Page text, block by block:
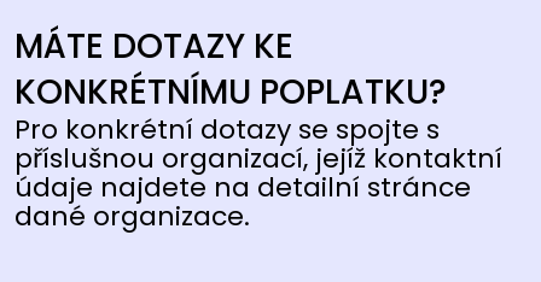
MÁTE DOTAZY KE
KONKRÉTNÍMU POPLATKU?
Pro konkrétní dotazy se spojte s
příslušnou organizací, jejíž kontaktní
údaje najdete na detailní stránce
dané organizace.